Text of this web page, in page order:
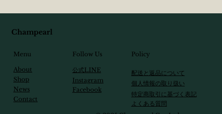
Champearl
Menu
About
Shop
News
Contact
Follow Us
​公式LINE
Instagram
Facebook
Policy
配送と返品について
個人情報の取り扱い
特定商取引に基づく表記
​よくある質問